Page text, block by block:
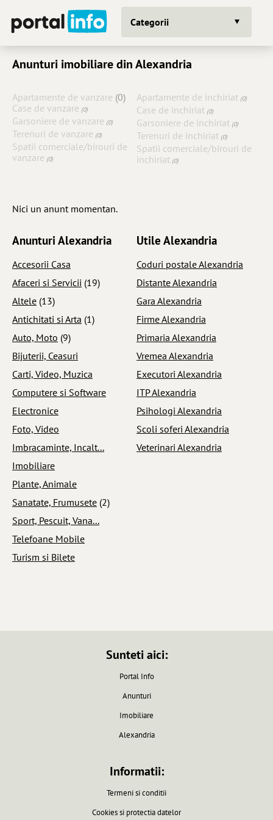
Categorii
Anunturi imobiliare din Alexandria
Apartamente de vanzare (0)
Case de vanzare (0)
Garsoniere de vanzare (0)
Terenuri de vanzare (0)
Spatii comerciale/birouri de
vanzare (0)
Apartamente de inchiriat (0)
Case de inchiriat (0)
Garsoniere de inchiriat (0)
Terenuri de inchiriat (0)
Spatii comerciale/birouri de
inchiriat (0)
Nici un anunt momentan.
Anunturi Alexandria
Accesorii Casa
Afaceri si Servicii (19)
Altele (13)
Antichitati si Arta (1)
Auto, Moto (9)
Bijuterii, Ceasuri
Carti, Video, Muzica
Computere si Software
Electronice
Foto, Video
Imbracaminte, Incalt...
Imobiliare
Plante, Animale
Sanatate, Frumusete (2)
Sport, Pescuit, Vana...
Telefoane Mobile
Turism si Bilete
Utile Alexandria
Coduri postale Alexandria
Distante Alexandria
Gara Alexandria
Firme Alexandria
Primaria Alexandria
Vremea Alexandria
Executori Alexandria
ITP Alexandria
Psihologi Alexandria
Scoli soferi Alexandria
Veterinari Alexandria
Sunteti aici:
Portal Info
Anunturi
Imobiliare
Alexandria
Informatii:
Termeni si conditii
Cookies si protectia datelor